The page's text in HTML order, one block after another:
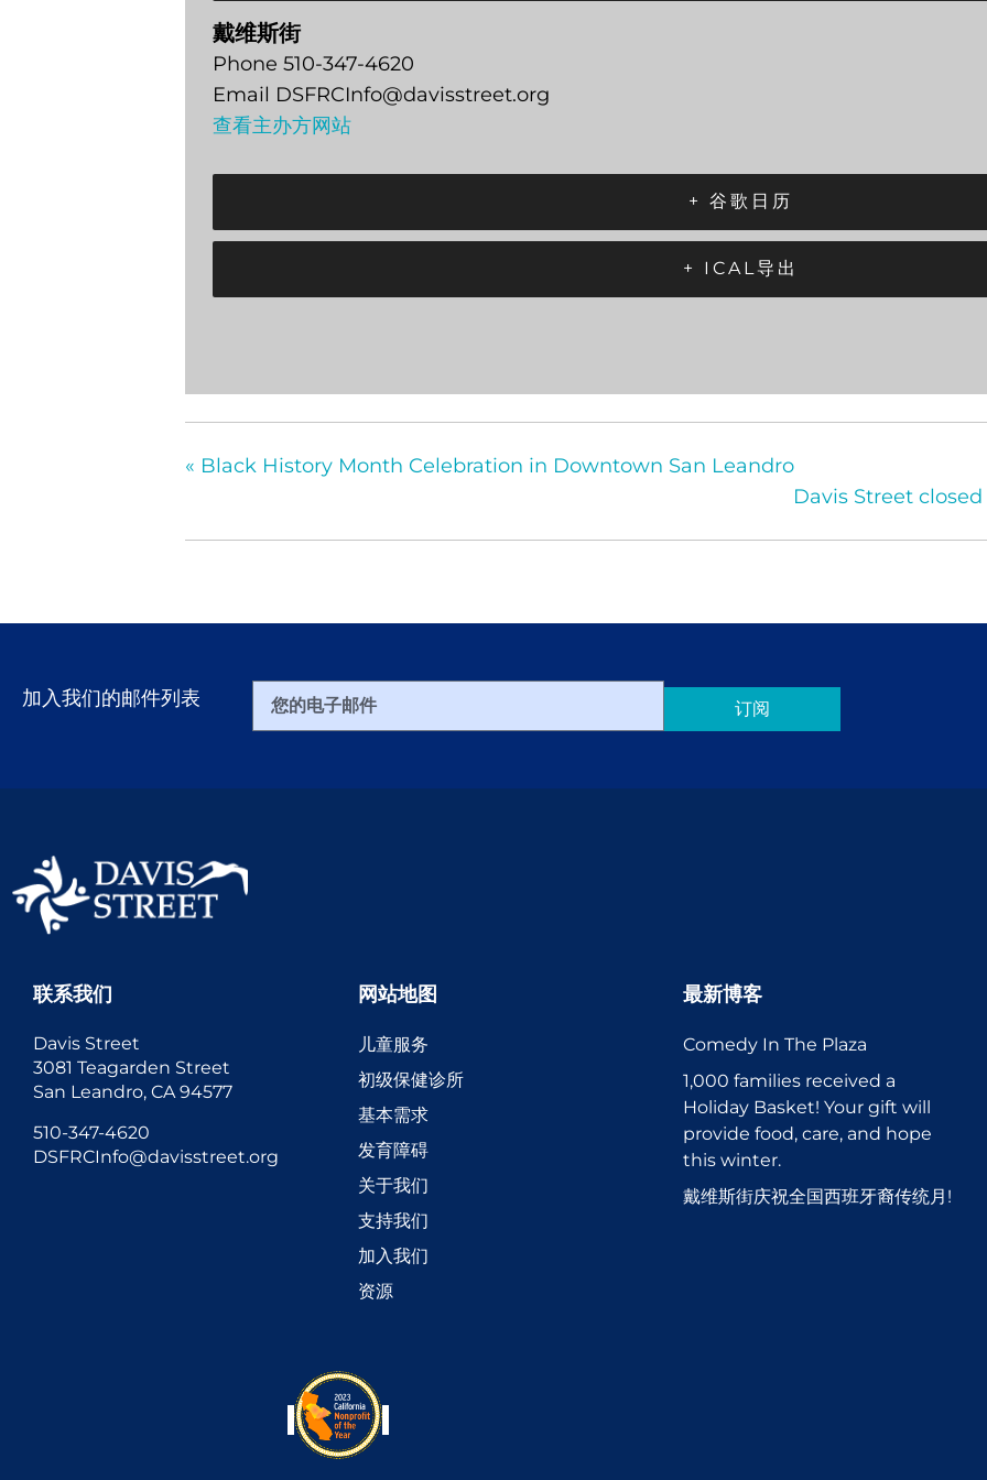
戴维斯街
Phone 510-347-4620
Email DSFRCInfo@davisstreet.org
查看主办方网站
+ 谷歌日历
+ ICAL导出
« Black History Month Celebration in Downtown San Leandro
Davis Street
加入我们的邮件列表 订阅
联系我们
Davis Street
3081 Teagarden Street
San Leandro, CA 94577
510-347-4620
DSFRCInfo@davisstreet.org
网站地图
儿童服务
初级保健诊所
基本需求
发育障碍
关于我们
支持我们
加入我们
资源
最新博客
Comedy In The Plaza
1,000 families received a
Holiday Basket! Your gift will
provide food, care, and hope
this winter.
戴维斯街庆祝全国西班牙裔传统月!